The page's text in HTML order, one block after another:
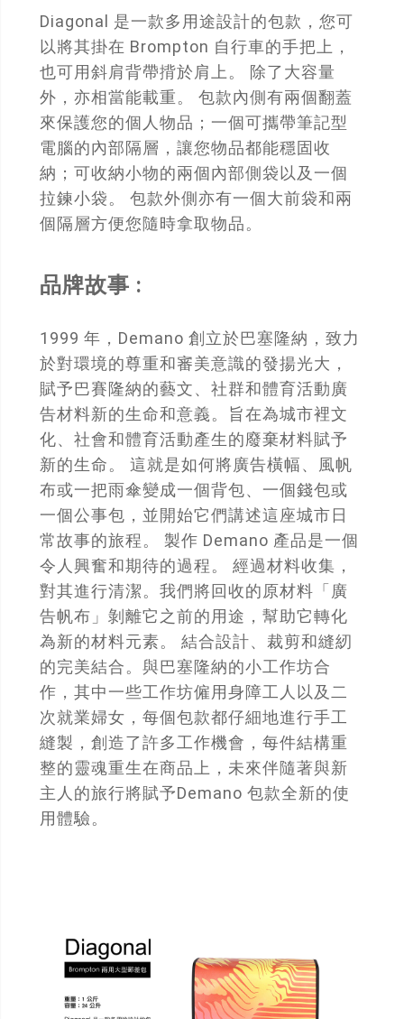
Diagonal 是一款多用途設計的包款，您可
以將其掛在 Brompton 自行車的手把上，
也可用斜肩背帶揹於肩上。 除了大容量
外，亦相當能載重。 包款內側有兩個翻蓋
來保護您的個人物品；一個可攜帶筆記型
電腦的內部隔層，讓您物品都能穩固收
納；可收納小物的兩個內部側袋以及一個
拉鍊小袋。 包款外側亦有一個大前袋和兩
個隔層方便您隨時拿取物品。
品牌故事 :
1999 年，Demano 創立於巴塞隆納，致力
於對環境的尊重和審美意識的發揚光大，
賦予巴賽隆納的藝文、社群和體育活動廣
告材料新的生命和意義。旨在為城市裡文
化、社會和體育活動產生的廢棄材料賦予
新的生命。 這就是如何將廣告橫幅、風帆
布或一把雨傘變成一個背包、一個錢包或
一個公事包，並開始它們講述這座城市日
常故事的旅程。 製作 Demano 產品是一個
令人興奮和期待的過程。 經過材料收集，
對其進行清潔。我們將回收的原材料「廣
告帆布」剝離它之前的用途，幫助它轉化
為新的材料元素。 結合設計、裁剪和縫紉
的完美結合。與巴塞隆納的小工作坊合
作，其中一些工作坊僱用身障工人以及二
次就業婦女，每個包款都仔細地進行手工
縫製，創造了許多工作機會，每件結構重
整的靈魂重生在商品上，未來伴隨著與新
主人的旅行將賦予Demano 包款全新的使
用體驗。